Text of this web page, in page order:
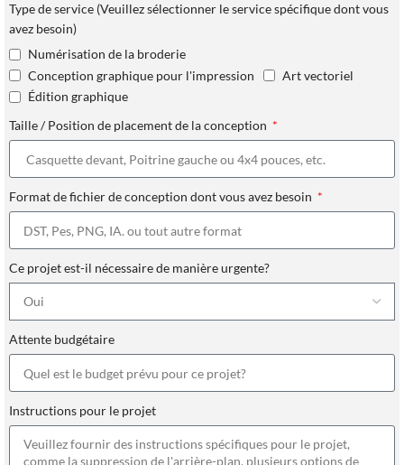
Type de service (Veuillez sélectionner le service spécifique dont vous
avez besoin)
Numérisation de la broderie
Conception graphique pour l'impression
Art vectoriel
Édition graphique
Taille / Position de placement de la conception
Format de fichier de conception dont vous avez besoin
Ce projet est-il nécessaire de manière urgente?
Attente budgétaire
Instructions pour le projet